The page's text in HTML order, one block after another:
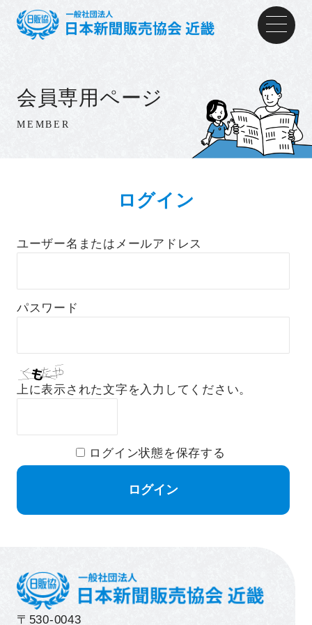
会員専用ページ
MEMBER
ログイン
ユーザー名またはメールアドレス
パスワード
上に表示された文字を入力してください。
ログイン状態を保存する
〒530-0043